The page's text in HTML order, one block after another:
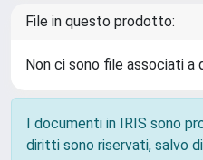
File in questo prodotto:
Non ci sono file associati
I documenti in IRIS sono
diritti sono riservati, salvo